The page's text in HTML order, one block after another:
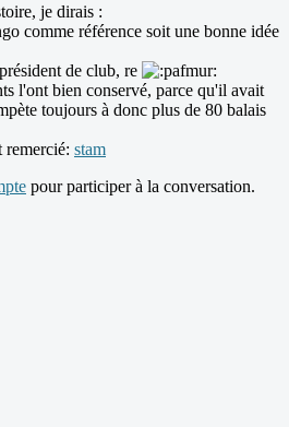
je dirais :
comme référence soit une bonne idée
de club, re
l'ont bien conservé, parce qu'il avait
toujours à donc plus de 80 balais
remercié: stam
pour participer à la conversation.